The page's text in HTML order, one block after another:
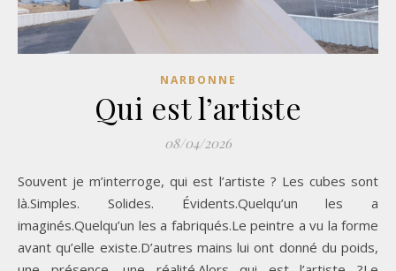
NARBONNE
Qui est l’artiste
08/04/2026
Souvent je m’interroge, qui est l’artiste ? Les cubes sont
là.Simples. Solides. Évidents.Quelqu’un les a
imaginés.Quelqu’un les a fabriqués.Le peintre a vu la forme
avant qu’elle existe.D’autres mains lui ont donné du poids,